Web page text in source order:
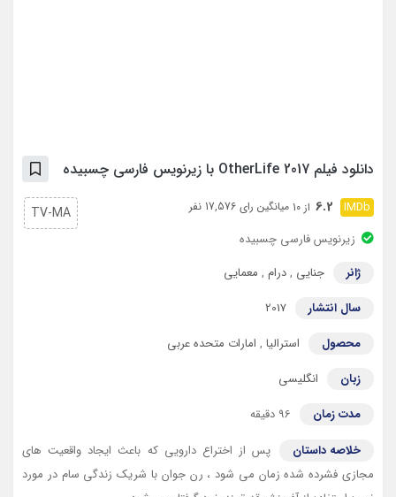
دانلود فیلم OtherLife 2017 با زیرنویس فارسی چسبیده
6.2 از 10 میانگین رای 17,576 نفر
زیرنویس فارسی چسبیده
ژانر
جنایی ,درام , معمایی
سال انتشار
2017
محصول
استرالیا , امارات متحده عربی
زبان
انگلیسی
مدت زمان
96 دقیقه
خلاصه داستان
پس از اختراع دارویی که باعث ایجاد واقعیت های
مجازی فشرده شده زمان می شود ، رن جوان با شریک زندگی سام در مورد
TV-MA